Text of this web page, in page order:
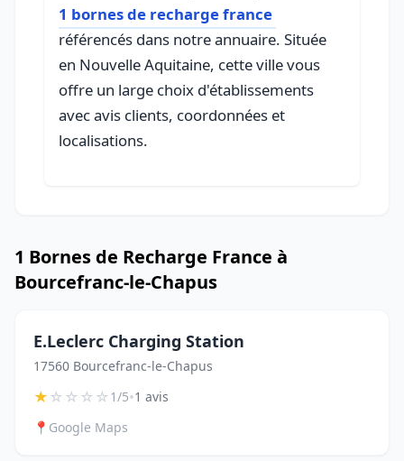
1 bornes de recharge france
référencés dans notre annuaire. Située
en Nouvelle Aquitaine, cette ville vous
offre un large choix d'établissements
avec avis clients, coordonnées et
localisations.
1 Bornes de Recharge France à
Bourcefranc-le-Chapus
E.Leclerc Charging Station
17560 Bourcefranc-le-Chapus
★☆☆☆☆1/5•1 avis
📍 Google Maps